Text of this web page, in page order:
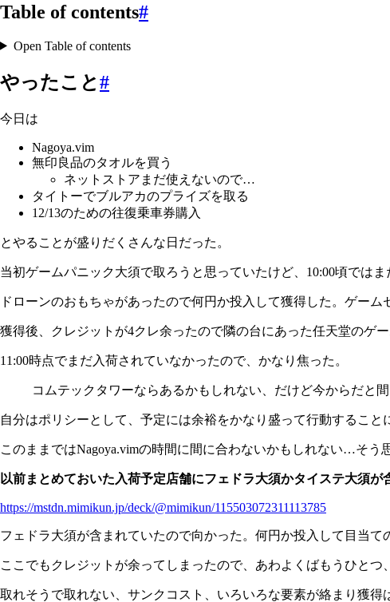
Table of contents#
Open Table of contents
やったこと#
今日は
Nagoya.vim
無印良品のタオルを買う
ネットストアまだ使えないので…
タイトーでブルアカのプライズを取る
12/13のための往復乗車券購入
とやることが盛りだくさんな日だった。
当初ゲームパニック大須で取ろうと思っていたけど、10:00頃では
ドローンのおもちゃがあったので何円か投入して獲得した。ゲー
獲得後、クレジットが4クレ余ったので隣の台にあった任天堂のゲ
11:00時点でまだ入荷されていなかったので、かなり焦った。
コムテックタワーならあるかもしれない、だけど今からだと
自分はポリシーとして、予定には余裕をかなり盛って行動すること
このままではNagoya.vimの時間に間に合わないかもしれない…そう
以前まとめておいた入荷予定店舗にフェドラ大須かタイステ大須
https://mstdn.mimikun.jp/deck/@mimikun/115503072311113785
フェドラ大須が含まれていたので向かった。何円か投入して目当て
ここでもクレジットが余ってしまったので、あわよくばもうひとつ
取れそうで取れない、サンクコスト、いろいろな要素が絡まり獲得